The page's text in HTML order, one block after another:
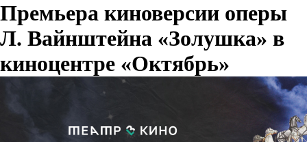
Премьера киноверсии оперы
Л. Вайнштейна «Золушка» в
киноцентре «Октябрь»